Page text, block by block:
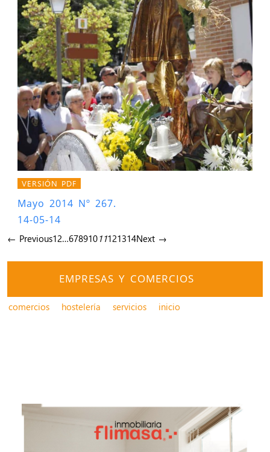
VERSIÓN PDF
Mayo 2014 Nº 267.
14-05-14
← Previous12…67891011121314Next →
EMPRESAS Y COMERCIOS
comercios hostelería servicios inicio